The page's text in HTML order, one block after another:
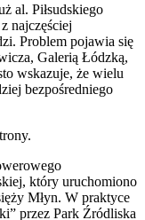
al. Piłsudskiego
najczęściej
Problem pojawia się
Galerią Łódzką,
wskazuje, że wielu
bezpośredniego
który uruchomiono
Młyn. W praktyce
przez Park Źródliska